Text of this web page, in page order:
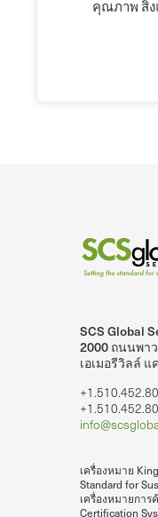
คุณภาพ สิ่ง
SCS Global
2000 ถนนพา
เอเมอรีวิลล์
เครื่องหมาย
Standard for
เครื่องหมายกา
Certification
บน
SCS Global